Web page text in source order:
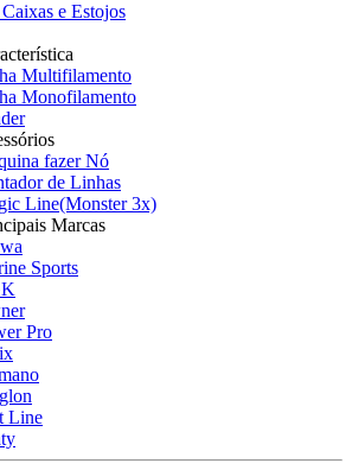
e Estojos
Multifilamento
Monofilamento
fazer Nó
de Linhas
Line(Monster 3x)
Marcas
Sports
Pro
Line